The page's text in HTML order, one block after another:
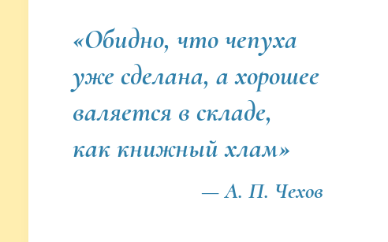
«Обидно, что чепуха
уже сделана, а хорошее
валяется в складе,
как книжный хлам»
— А. П. Чехов